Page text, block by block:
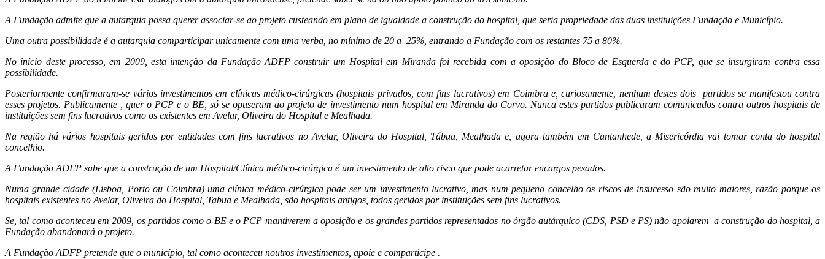
A Fundação admite que a autarquia possa querer associar-se ao projeto custeando em plano de igualdade a construção do hospital, que seria propriedade das duas instituições Fundação e Município.
Uma outra possibilidade é a autarquia comparticipar unicamente com uma verba, no mínimo de 20 a 25%, entrando a Fundação com os restantes 75 a 80%.
No início deste processo, em 2009, esta intenção da Fundação ADFP construir um Hospital em Miranda foi recebida com a oposição do Bloco de Esquerda e do PCP, que se insurgiram contra essa
possibilidade.
Posteriormente confirmaram-se vários investimentos em clínicas médico-cirúrgicas (hospitais privados, com fins lucrativos) em Coimbra e, curiosamente, nenhum destes dois partidos se manifestou contra
esses projetos. Publicamente , quer o PCP e o BE, só se opuseram ao projeto de investimento num hospital em Miranda do Corvo. Nunca estes partidos publicaram comunicados contra outros hospitais de
instituições sem fins lucrativos como os existentes em Avelar, Oliveira do Hospital e Mealhada.
Na região há vários hospitais geridos por entidades com fins lucrativos no Avelar, Oliveira do Hospital, Tábua, Mealhada e, agora também em Cantanhede, a Misericórdia vai tomar conta do hospital
concelhio.
A Fundação ADFP sabe que a construção de um Hospital/Clínica médico-cirúrgica é um investimento de alto risco que pode acarretar encargos pesados.
Numa grande cidade (Lisboa, Porto ou Coimbra) uma clínica médico-cirúrgica pode ser um investimento lucrativo, mas num pequeno concelho os riscos de insucesso são muito maiores, razão porque os
hospitais existentes no Avelar, Oliveira do Hospital, Tabua e Mealhada, são hospitais antigos, todos geridos por instituições sem fins lucrativos.
Se, tal como aconteceu em 2009, os partidos como o BE e o PCP mantiverem a oposição e os grandes partidos representados no órgão autárquico (CDS, PSD e PS) não apoiarem a construção do hospital, a
Fundação abandonará o projeto.
A Fundação ADFP pretende que o município, tal como aconteceu noutros investimentos, apoie e comparticipe .